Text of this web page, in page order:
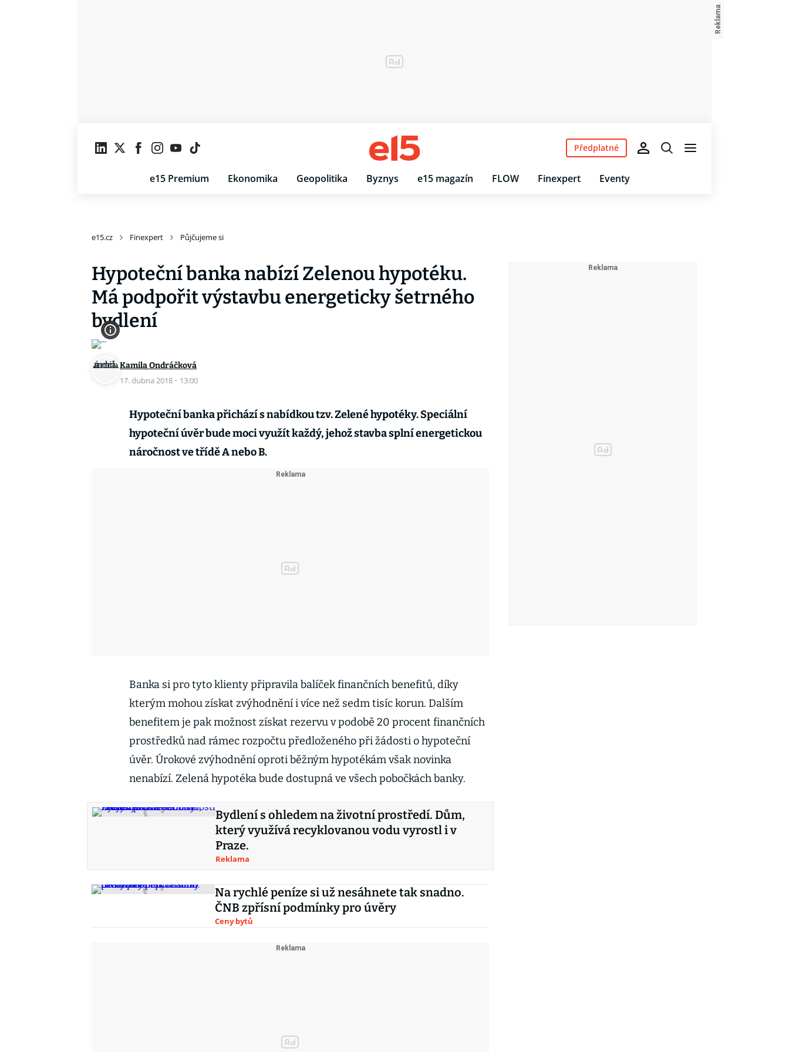
e15 Premium Ekonomika Geopolitika Byznys e15 magazín FLOW Finexpert Eventy
Předplatné
e15.cz Finexpert Půjčujeme si
Hypoteční banka nabízí Zelenou hypotéku.
Má podpořit výstavbu energeticky šetrného
bydlení
Kamila Ondráčková
17. dubna 2018 · 13:00
Hypoteční banka přichází s nabídkou tzv. Zelené hypotéky. Speciální
hypoteční úvěr bude moci využít každý, jehož stavba splní energetickou
náročnost ve třídě A nebo B.
Banka si pro tyto klienty připravila balíček finančních benefitů, díky
kterým mohou získat zvýhodnění i více než sedm tisíc korun. Dalším
benefitem je pak možnost získat rezervu v podobě 20 procent finančních
prostředků nad rámec rozpočtu předloženého při žádosti o hypoteční
úvěr. Úrokové zvýhodnění oproti běžným hypotékám však novinka
nenabízí. Zelená hypotéka bude dostupná ve všech pobočkách banky.
Bydlení s ohledem na životní prostředí. Dům,
který využívá recyklovanou vodu vyrostl i v
Praze.
Reklama
Na rychlé peníze si už nesáhnete tak snadno.
ČNB zpřísní podmínky pro úvěry
Ceny bytů